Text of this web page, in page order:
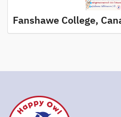
Fanshawe College,